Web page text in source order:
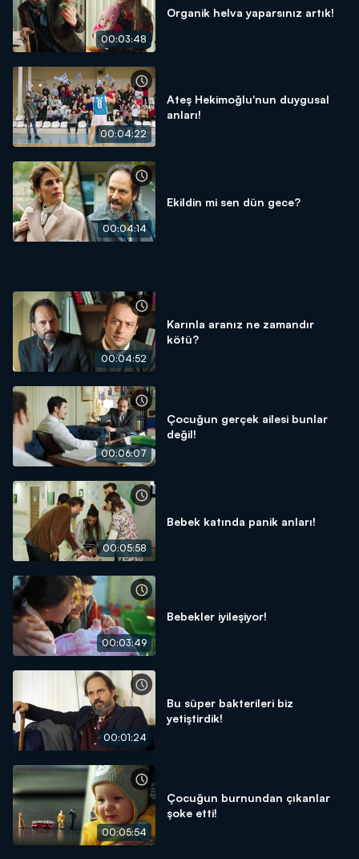
00:03:48
Organik helva yaparsınız artık!
00:04:22
Ateş Hekimoğlu'nun duygusal
anları!
00:04:14
Ekildin mi sen dün gece?
00:04:52
Karınla aranız ne zamandır
kötü?
00:06:07
Çocuğun gerçek ailesi bunlar
değil!
00:05:58
Bebek katında panik anları!
00:03:49
Bebekler iyileşiyor!
00:01:24
Bu süper bakterileri biz
yetiştirdik!
00:05:54
Çocuğun burnundan çıkanlar
şoke etti!